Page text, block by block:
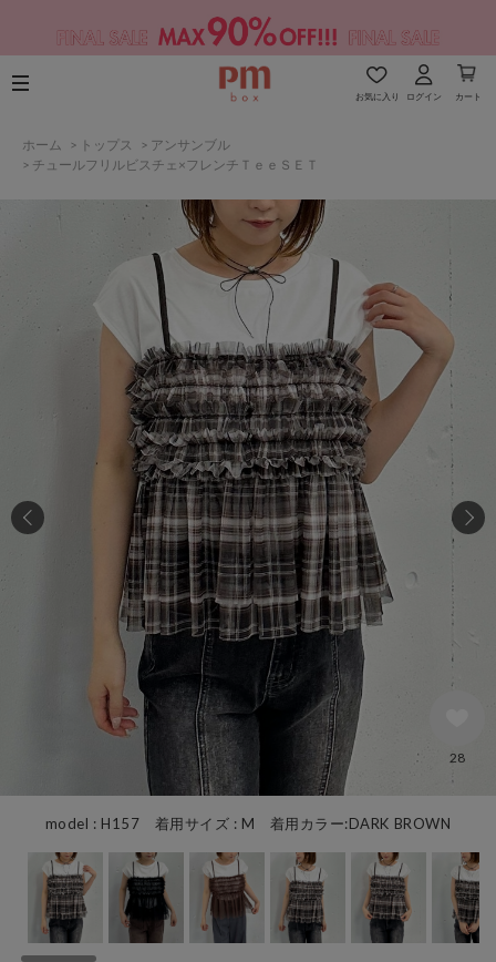
お気に入り ログイン カート
ホーム > トップス > アンサンブル
> チュールフリルビスチェ×フレンチＴｅｅＳＥＴ
model : H157 着用サイズ : M 着用カラー:DARK BROWN
28